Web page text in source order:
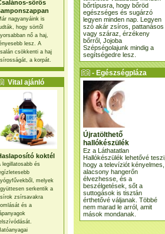
sörös
nagyanyáink is
hogy sörtől
nő a haj,
lesz. A
csökkenti a haj
a korpát.
ajánló
koktél
legillatosabb és
melyek
serkentik a
zsírsavakra
és a
bőrtípusra, hogy bőröd
egészséges és sugárzó
legyen minden nap. Legyen
szó akár zsíros, pattanásos
vagy száraz, érzékeny
bőrről, Jojoba
Szépségolajunk mindig a
segítségedre lesz.
- Egészségpláza
ajánlatunk -
Újratölthető
hallókészülék
Ez a Láthatatlan
Hallókészülék lehetővé teszi,
hogy a televíziót kényelmes,
alacsony hangerőn
élvezhesse, és a
beszélgetések, sőt a
suttogások is tisztán
érthetővé váljanak. Többé
nem marad le arról, amit
mások mondanak.